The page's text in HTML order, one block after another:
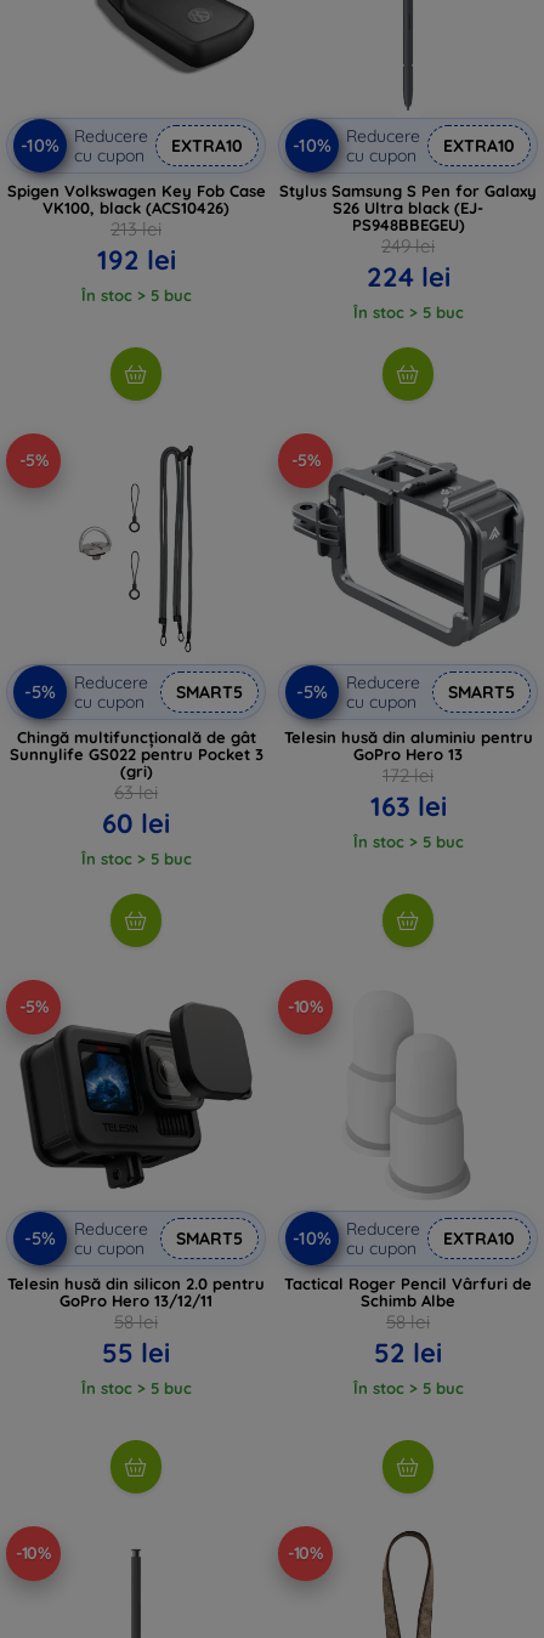
-10%
Reducere
cu cupon
EXTRA10
Spigen Volkswagen Key Fob Case
VK100, black (ACS10426)
213 lei
192 lei
În stoc > 5 buc
-10%
Reducere
cu cupon
EXTRA10
Stylus Samsung S Pen for Galaxy
S26 Ultra black (EJ-
PS948BBEGEU)
249 lei
224 lei
În stoc > 5 buc
-5%
-5%
Reducere
cu cupon
SMART5
Chingă multifuncțională de gât
Sunnylife GS022 pentru Pocket 3
(gri)
63 lei
60 lei
În stoc > 5 buc
-5%
-5%
Reducere
cu cupon
SMART5
Telesin husă din aluminiu pentru
GoPro Hero 13
172 lei
163 lei
În stoc > 5 buc
-5%
-5%
Reducere
cu cupon
SMART5
Telesin husă din silicon 2.0 pentru
GoPro Hero 13/12/11
58 lei
55 lei
În stoc > 5 buc
-10%
-10%
Reducere
cu cupon
EXTRA10
Tactical Roger Pencil Vârfuri de
Schimb Albe
58 lei
52 lei
În stoc > 5 buc
-10% -10%